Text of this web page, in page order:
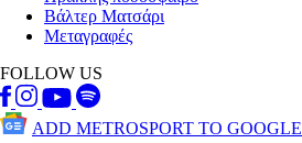
Βάλτερ Ματσάρι
Μεταγραφές
FOLLOW US
ADD METROSPORT TO GOOGLE